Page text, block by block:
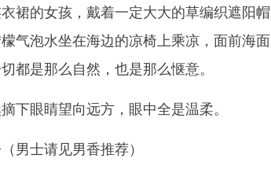
裙的女孩，戴着一定大大的草编织遮阳帽
气泡水坐在海边的凉椅上乘凉，面前海面
都是那么自然，也是那么惬意。
下眼睛望向远方，眼中全是温柔。
男士请见男香推荐）